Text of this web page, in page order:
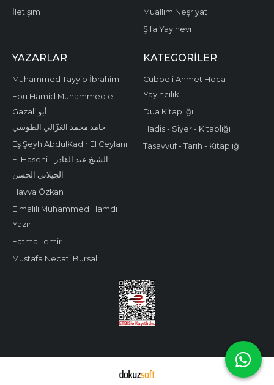
İletişim
Muallim Neşriyat
Şifa Yayınevi
YAZARLAR
Muhammed Tayyip İbrahim
Ebu Hamid Muhammed el
Gazali أبو
حامد محمد الغزّالي الطوسي
Eş Şeyh AbdulKadir El Ceylani
El Haseni - الشيخ عبد القادر
الجيلاني الحسن
Havva Özkan
Elmalılı Muhammed Hamdi
Yazır
Fatma Temir
Mustafa Necati Bursalı
KATEGORILER
Cübbeli Ahmet Hoca
Yayıncılık
Dua Kitaplığı
Hadis - Siyer - Kitaplığı
Tasavvuf - Tarih - Kitaplığı